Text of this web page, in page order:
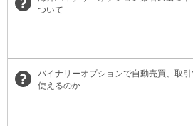
ついて
バイナリーオプションで自動売買、取
使えるのか